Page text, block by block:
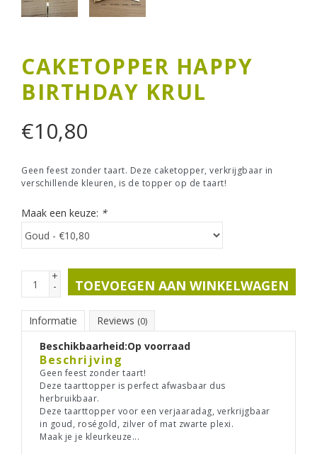
CAKETOPPER HAPPY
BIRTHDAY KRUL
€10,80
Geen feest zonder taart. Deze caketopper, verkrijgbaar in
verschillende kleuren, is de topper op de taart!
Maak een keuze: *
+
- TOEVOEGEN AAN WINKELWAGEN
Informatie Reviews (0)
Beschikbaarheid:Op voorraad
Beschrijving
Geen feest zonder taart!
Deze taarttopper is perfect afwasbaar dus
herbruikbaar.
Deze taarttopper voor een verjaaradag, verkrijgbaar
in goud, roségold, zilver of mat zwarte plexi.
Maak je je kleurkeuze...